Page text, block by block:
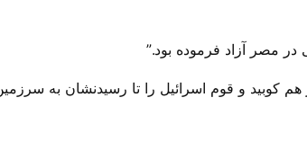
در مصر آزاد فرموده بود.”
هم کوبید و قوم اسرائیل را تا رسیدنشان به